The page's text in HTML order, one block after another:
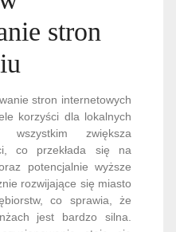
stron
stron internetowych
korzyści dla lokalnych
wszystkim zwiększa
co przekłada się na
potencjalnie wyższe
rozwijające się miasto
co sprawia, że
jest bardzo silna.